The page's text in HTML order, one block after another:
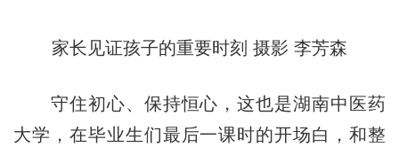
家长见证孩子的重要时刻 摄影 李芳森
守住初心、保持恒心，这也是湖南中医药
大学，在毕业生们最后一课时的开场白，和整